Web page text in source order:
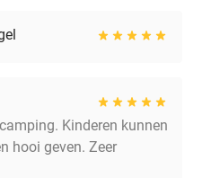
Kinderen kunnen
hooi geven. Zeer